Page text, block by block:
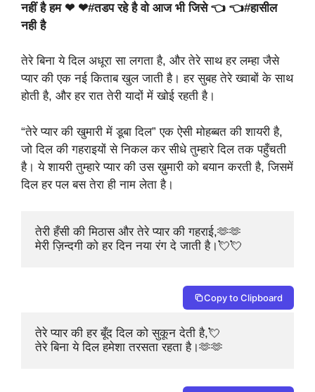
नहीं है हम ❤ ❤#तडप रहे है वो आज भी जिसे 👈 👈#हासील
नही है
तेरे बिना ये दिल अधूरा सा लगता है, और तेरे साथ हर लम्हा जैसे
प्यार की एक नई किताब खुल जाती है। हर सुबह तेरे ख्वाबों के साथ
होती है, और हर रात तेरी यादों में खोई रहती है।
“तेरे प्यार की खुमारी में डूबा दिल” एक ऐसी मोहब्बत की शायरी है,
जो दिल की गहराइयों से निकल कर सीधे तुम्हारे दिल तक पहुँचती
है। ये शायरी तुम्हारे प्यार की उस ख़ुमारी को बयान करती है, जिसमें
दिल हर पल बस तेरा ही नाम लेता है।
तेरी हँसी की मिठास और तेरे प्यार की गहराई,🫶🫶
मेरी ज़िन्दगी को हर दिन नया रंग दे जाती है।💘💘
Copy to Clipboard
तेरे प्यार की हर बूँद दिल को सुकून देती है,💘
तेरे बिना ये दिल हमेशा तरसता रहता है।🫶🫶